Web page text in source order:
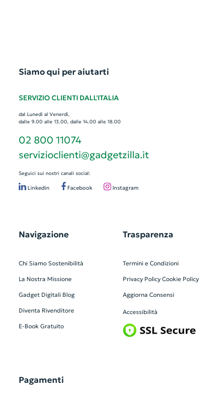
Siamo qui per aiutarti
SERVIZIO CLIENTI DALL'ITALIA
dal Lunedì al Venerdì,
dalle 9.00 alle 13.00, dalle 14.00 alle 18.00
02 800 11074
servizioclienti@gadgetzilla.it
Seguici sui nostri canali social:
Linkedin Facebook Instagram
Navigazione
Chi Siamo Sostenibilità
La Nostra Missione
Gadget Digitali Blog
Diventa Rivenditore
E-Book Gratuito
Trasparenza
Termini e Condizioni
Privacy Policy Cookie Policy
Aggiorna Consensi
Accessibilità
Pagamenti